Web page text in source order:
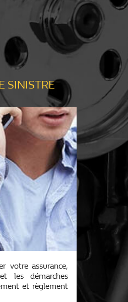
SINISTRE
votre assurance,
les démarches
et règlement